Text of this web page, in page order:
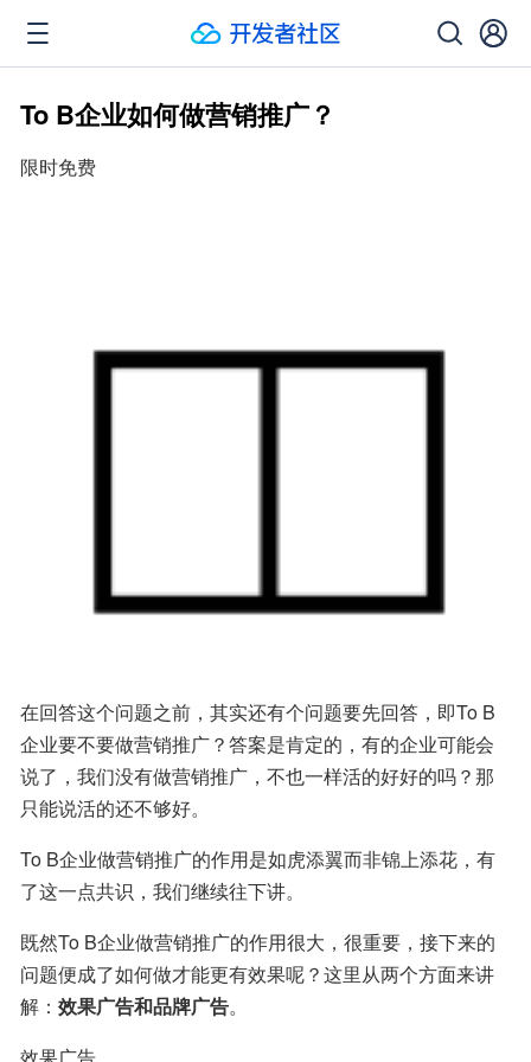
To B企业如何做营销推广？
限时免费
在回答这个问题之前，其实还有个问题要先回答，即To B
企业要不要做营销推广？答案是肯定的，有的企业可能会
说了，我们没有做营销推广，不也一样活的好好的吗？那
只能说活的还不够好。
To B企业做营销推广的作用是如虎添翼而非锦上添花，有
了这一点共识，我们继续往下讲。
既然To B企业做营销推广的作用很大，很重要，接下来的
问题便成了如何做才能更有效果呢？这里从两个方面来讲
解： 效果广告和品牌广告。